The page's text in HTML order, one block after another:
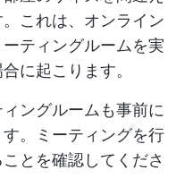
これは、オンライン
ティングルームを実
に起こります。
ングルームも事前に
。ミーティングを行
とを確認してくださ